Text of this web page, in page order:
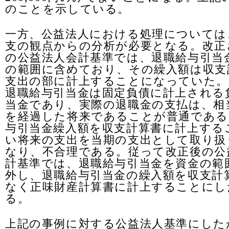
のことを示している。
一方、公益法人における処理について
支の観点からの分析が必要となる。改
の公益法人会計基準では、退職給与引当
の範囲に含めており、その繰入額は収
支出の部に計上することになっていた
退職給与引当金は固定負債に計上される
当金であり、実際の退職金の支払は、相
を経過した将来であることが普通であ
与引当金繰入額を収支計算書に計上する
い将来の支出を当期の支出として取り
なり、不合理である。従って改正後の公
計基準では、退職給与引当金を資金の範
外し、退職給与引当金の繰入額を収支計
なく正味財産計算書に計上することに
る。
上記の事例に対する公益法人基準にし